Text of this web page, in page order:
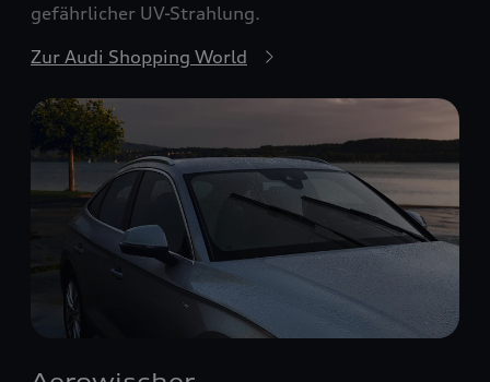
gefährlicher UV-Strahlung.
Zur Audi Shopping World